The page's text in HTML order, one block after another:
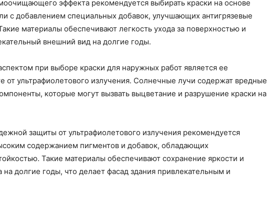
эффекта рекомендуется выбирать краски на основе
с добавлением специальных добавок, улучшающих антигрязевые
материалы обеспечивают легкость ухода за поверхностью и
внешний вид на долгие годы.
при выборе краски для наружных работ является ее
от ультрафиолетового излучения. Солнечные лучи содержат вредные
которые могут вызвать выцветание и разрушение краски на
защиты от ультрафиолетового излучения рекомендуется
содержанием пигментов и добавок, обладающих
Такие материалы обеспечивают сохранение яркости и
долгие годы, что делает фасад здания привлекательным и